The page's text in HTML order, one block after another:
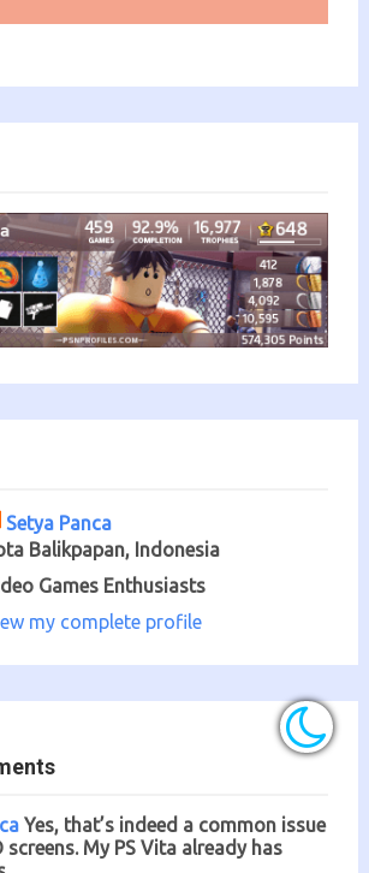
Setya Panca
Balikpapan, Indonesia
Games Enthusiasts
my complete profile
Yes, that’s indeed a common issue
screens. My PS Vita already has